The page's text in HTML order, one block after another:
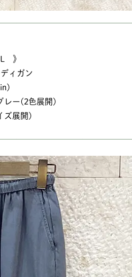
》
ィガン
レー(2色展開)
ズ展開)